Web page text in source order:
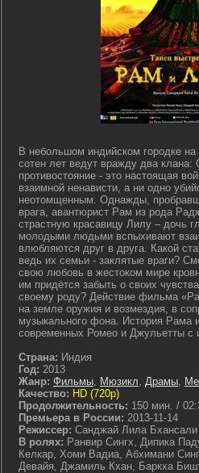
В небольшом индийском городке на
сотен лет ведут вражду два
противостояние - это настоящая
взаимной ненависти, а ни одно
неотомщенным. Однажды,
врага, авантюрист Рам из рода
страстную красавицу Лилу – дочь
молодыми людьми вспыхивают
влюбляются друг в друга. Какой
ведь их семьи - заклятые враги?
свою любовь в жестоком мире
им придётся забыть о своих
своему роду? Действие фильма
на земле оружия и возмездия, в
музыкального фона. История Рама
современных Ромео и Джульетты с
Страна: Индия
Год: 2013
Жанр: Фильмы, Мюзикл, Драмы,
Качество: HD (720p)
Продолжительность: 150 мин. /
Премьера в России: 2013-11-14
Режиссер: Санджай Лила Бхансали
В ролях: Ранвир Сингх, Дипика
Келкар, Хоми Вадиа, Абхимани
Девайя, Джамиль Кхан, Баркха